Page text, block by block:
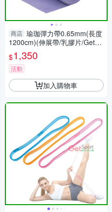
商店 瑜珈彈力帶0.65mm(長度
1200cm)(伸展帶/乳膠片/GetSp
ort)
$1,350
活動
加入購物車